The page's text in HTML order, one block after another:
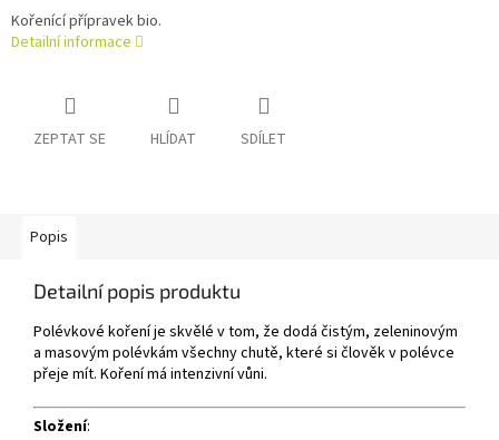
Kořenící přípravek bio.
Detailní informace
ZEPTAT SE HLÍDAT SDÍLET
Popis
Detailní popis produktu
Polévkové koření je skvělé v tom, že dodá čistým, zeleninovým
a masovým polévkám všechny chutě, které si člověk v polévce
přeje mít. Koření má intenzivní vůni.
Složení: